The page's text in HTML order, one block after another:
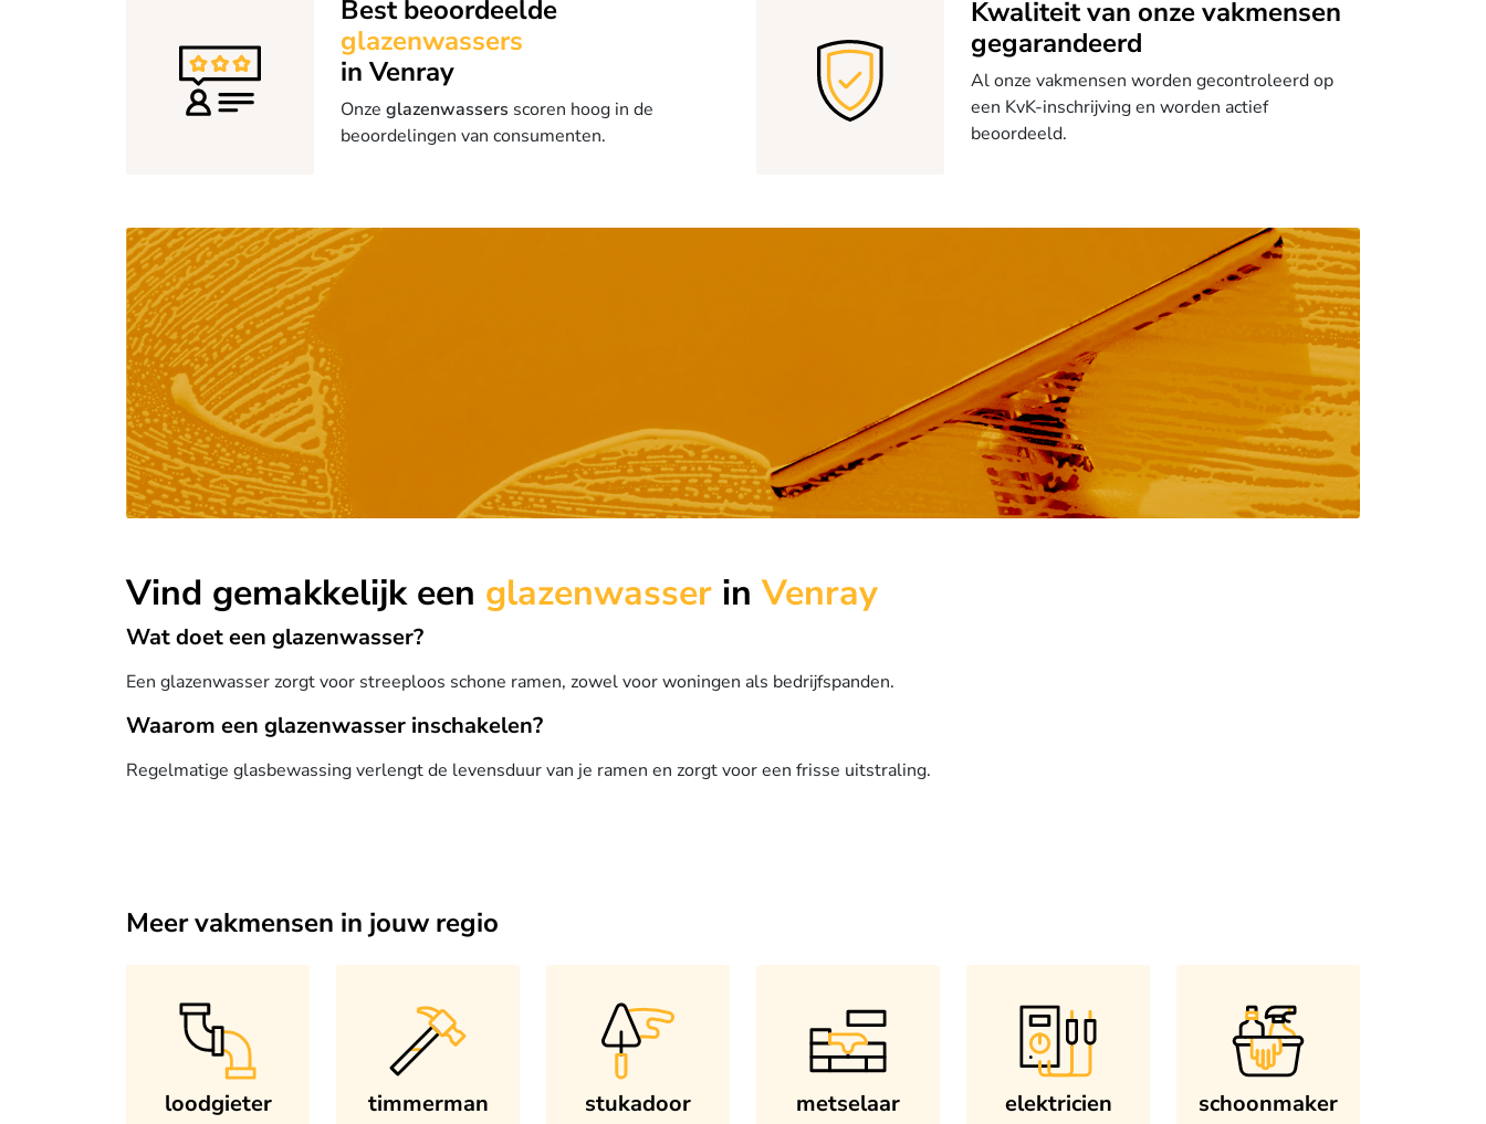
Best beoordeelde
glazenwassers
in Venray
Onze glazenwassers scoren hoog in de
beoordelingen van consumenten.
Kwaliteit van onze vakmensen
gegarandeerd
Al onze vakmensen worden gecontroleerd op
een KvK-inschrijving en worden actief
beoordeeld.
Vind gemakkelijk een glazenwasser inVenray
Wat doet een glazenwasser?
Een glazenwasser zorgt voor streeploos schone ramen, zowel voor woningen als bedrijfspanden.
Waarom een glazenwasser inschakelen?
Regelmatige glasbewassing verlengt de levensduur van je ramen en zorgt voor een frisse uitstraling.
Meer vakmensen in jouw regio
loodgieter timmerman stukadoor metselaar elektricien schoonmaker